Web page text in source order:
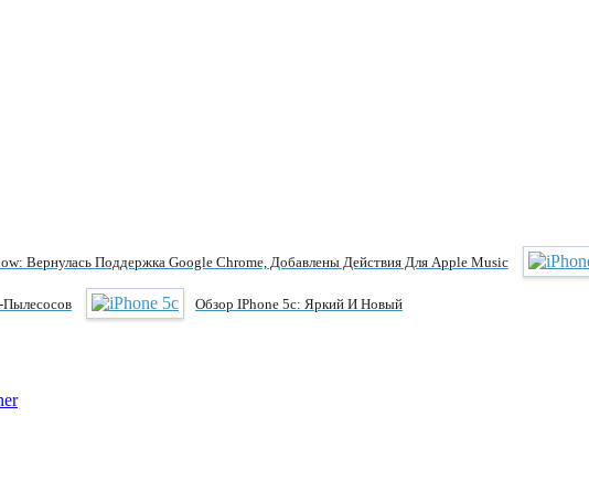
Вернулась Поддержка Google Chrome, Добавлены Действия Для Apple Music
Обзор IPhone 5c: Яркий И Новый